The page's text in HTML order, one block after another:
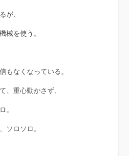
が、
械を使う。
もなくなっている。
、重心動かさず、
。
ソロソロ。